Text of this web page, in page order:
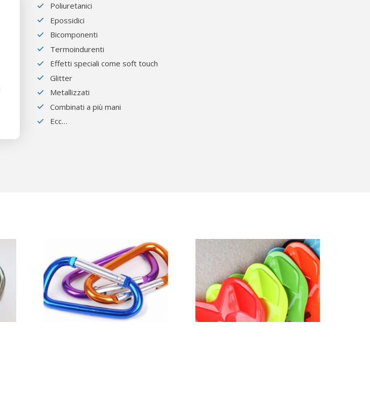
Poliuretanici
Epossidici
Bicomponenti
Termoindurenti
Effetti speciali come soft touch
Glitter
Metallizzati
Combinati a più mani
Ecc…